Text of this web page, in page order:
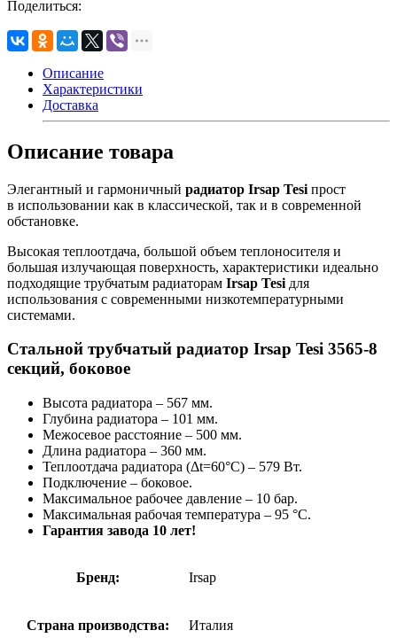
Поделиться:
Описание
Характеристики
Доставка
Описание товара
Элегантный и гармоничный радиатор Irsap Tesi прост
в использовании как в классической, так и в современной
обстановке.
Высокая теплоотдача, большой объем теплоносителя и
большая излучающая поверхность, характеристики идеально
подходящие трубчатым радиаторам Irsap Tesi для
использования с современными низкотемпературными
системами.
Стальной трубчатый радиатор Irsap Tesi 3565-8
секций, боковое
Высота радиатора – 567 мм.
Глубина радиатора – 101 мм.
Межосевое расстояние – 500 мм.
Длина радиатора – 360 мм.
Теплоотдача радиатора (Δt=60°C) – 579 Вт.
Подключение – боковое.
Максимальное рабочее давление – 10 бар.
Максимальная рабочая температура – 95 °С.
Гарантия завода 10 лет!
Бренд: Irsap
Страна производства: Италия